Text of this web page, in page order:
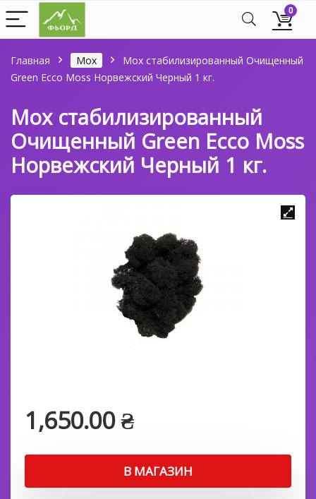
0
Главная Мох
Мох стабилизированный Очищенный
Green Ecco Moss Норвежский Черный 1 кг.
Мох стабилизированный
Очищенный Green Ecco Moss
Норвежский Черный 1 кг.
1,650.00₴
В МАГАЗИН